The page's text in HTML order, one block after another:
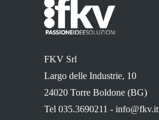
FKV Srl
Largo delle Industrie, 10
24020 Torre Boldone (BG)
Tel 035.3690211 - info@fkv.it